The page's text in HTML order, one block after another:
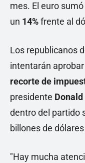
mes. El euro
un 14%frente al
Los republicanos
intentarán
recorte de
presidente
dentro del partido
billones de
"Hay mucha